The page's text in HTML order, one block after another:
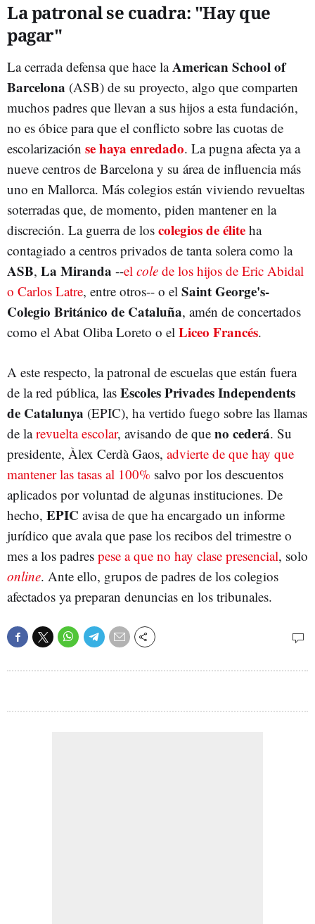
La patronal se cuadra: "Hay que
pagar"
La cerrada defensa que hace laAmerican School of
Barcelona (ASB) de su proyecto, algo que comparten
muchos padres que llevan a sus hijos a esta fundación,
no es óbice para que el conflicto sobre las cuotas de
escolarización se haya enredado. La pugna afecta ya a
nueve centros de Barcelona y su área de influencia más
uno en Mallorca. Más colegios están viviendo revueltas
soterradas que, de momento, piden mantener en la
discreción. La guerra de los colegios de élite ha
contagiado a centros privados de tanta solera como la
ASB, La Miranda --el cole de los hijos de Eric Abidal
o Carlos Latre, entre otros-- o el Saint George's-
Colegio Británico de Cataluña, amén de concertados
como el Abat Oliba Loreto o el Liceo Francés.
A este respecto, la patronal de escuelas que están fuera
de la red pública, las Escoles Privades Independents
de Catalunya (EPIC), ha vertido fuego sobre las llamas
de larevuelta escolar, avisando de que no cederá. Su
presidente, Àlex Cerdà Gaos, advierte de que hay que
mantener las tasas al 100% salvo por los descuentos
aplicados por voluntad de algunas instituciones. De
hecho, EPIC avisa de que ha encargado un informe
jurídico que avala que pase los recibos del trimestre o
mes a los padres pese a que no hay clase presencial, solo
online. Ante ello, grupos de padres de los colegios
afectados ya preparan denuncias en los tribunales.